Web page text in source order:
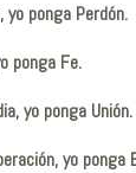
yo ponga Perdón.
ponga Fe.
yo ponga Unión.
yo ponga